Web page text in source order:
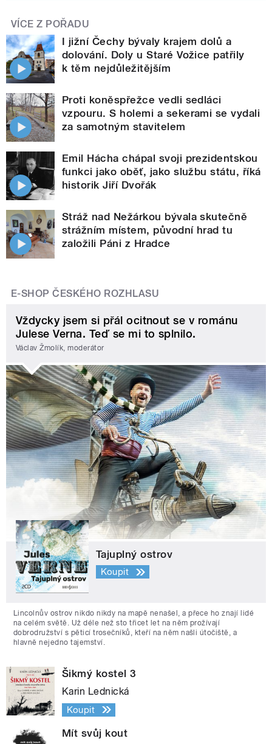
VÍCE Z POŘADU
I jižní Čechy bývaly krajem dolů a
dolování. Doly u Staré Vožice patřily
k těm nejdůležitějším
Proti koněspřežce vedli sedláci
vzpouru. S holemi a sekerami se vydali
za samotným stavitelem
Emil Hácha chápal svoji prezidentskou
funkci jako oběť, jako službu státu, říká
historik Jiří Dvořák
Stráž nad Nežárkou bývala skutečně
strážním místem, původní hrad tu
založili Páni z Hradce
E-SHOP ČESKÉHO ROZHLASU
Vždycky jsem si přál ocitnout se v románu
Julese Verna. Teď se mi to splnilo.
Václav Žmolík, moderátor
Tajuplný ostrov
Koupit
Lincolnův ostrov nikdo nikdy na mapě nenašel, a přece ho znají lidé
na celém světě. Už déle než sto třicet let na něm prožívají
dobrodružství s pěticí trosečníků, kteří na něm našli útočiště, a
hlavně nejedno tajemství.
Šikmý kostel 3
Karin Lednická
Koupit
Mít svůj kout